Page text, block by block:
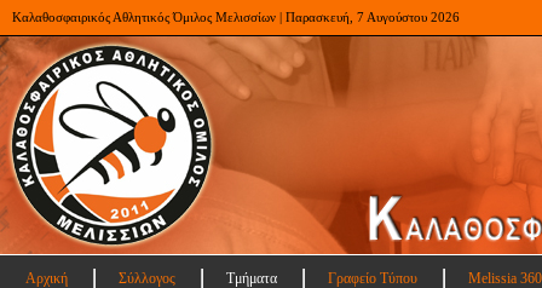
Καλαθοσφαιρικός Αθλητικός Όμιλος Μελισσίων | Παρασκευή, 7 Αυγούστου 2026
Αρχική Σύλλογος Τμήματα Γραφείο Τύπου Melissia